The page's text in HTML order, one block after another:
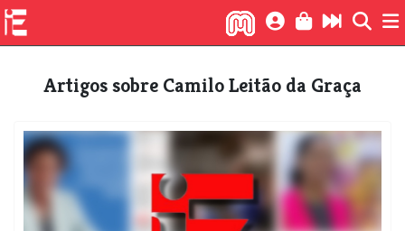
Artigos sobre Camilo Leitão da Graça